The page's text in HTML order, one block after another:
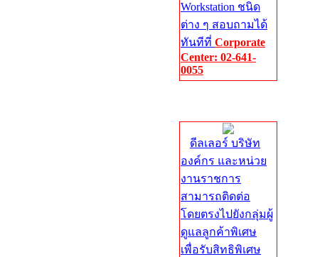
Workstation ชนิด
ต่าง ๆ สอบถามได้
ทันทีที่ Corporate
Center: 02-641-
0055
ดีลเลอร์ บริษัท
องค์กร และหน่วย
งานราชการ
สามารถติดต่อ
โดยตรงไปยังกลุ่มผู้
ดูแลลูกค้าพิเศษ
เพื่อรับสิทธิพิเศษ